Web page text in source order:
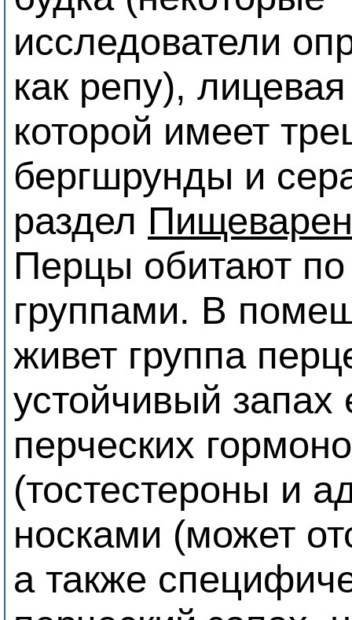
исследователи
как репу),
которой имеет
бергшрунды и
раздел
Перцы обитают по
группами. В
живет группа
устойчивый запах
перческих
(тостестероны и
носками (может
а также